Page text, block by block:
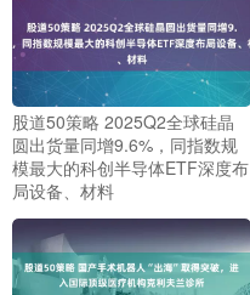
股道50策略 2025Q2全球硅晶
圆出货量同增9.6%，同指数规
模最大的科创半导体ETF深度布
局设备、材料